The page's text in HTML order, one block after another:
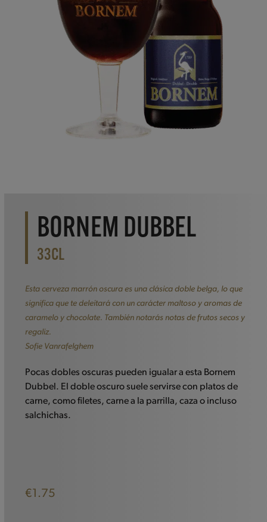
BORNEM DUBBEL
33CL
Esta cerveza marrón oscura es una clásica doble belga, lo que
significa que te deleitará con un carácter maltoso y aromas de
caramelo y chocolate. También notarás notas de frutos secos y
regaliz.
Sofie Vanrafelghem
Pocas dobles oscuras pueden igualar a esta Bornem
Dubbel. El doble oscuro suele servirse con platos de
carne, como filetes, carne a la parrilla, caza o incluso
salchichas.
€ 1.75